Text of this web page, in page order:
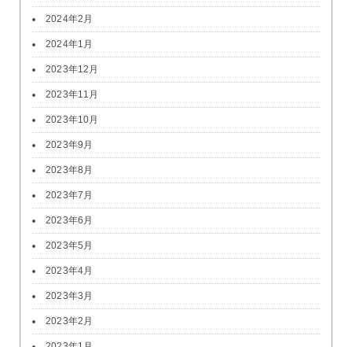
2024年2月
2024年1月
2023年12月
2023年11月
2023年10月
2023年9月
2023年8月
2023年7月
2023年6月
2023年5月
2023年4月
2023年3月
2023年2月